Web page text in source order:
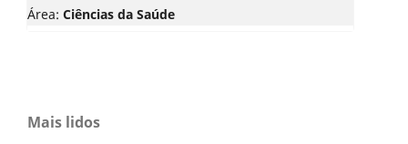
Área: Ciências da Saúde
Mais lidos